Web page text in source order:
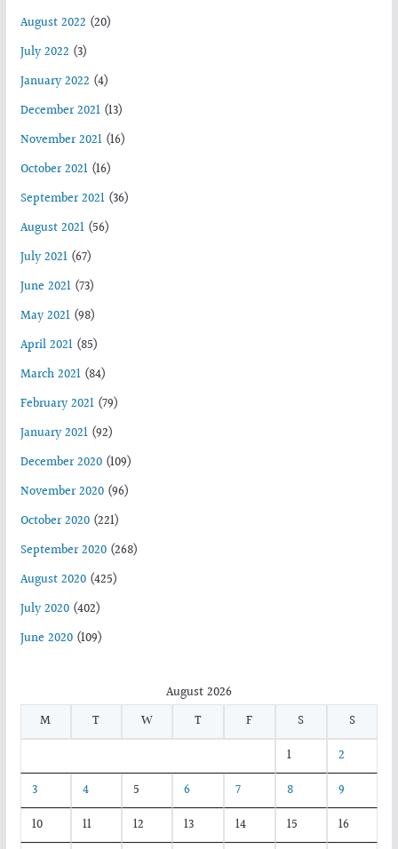
August 2022 (20)
July 2022 (3)
January 2022 (4)
December 2021(13)
November 2021(16)
October 2021(16)
September 2021(36)
August 2021(56)
July 2021(67)
June 2021(73)
May 2021(98)
April 2021(85)
March 2021(84)
February 2021(79)
January 2021(92)
December 2020(109)
November 2020(96)
October 2020(221)
September 2020(268)
August 2020(425)
July 2020(402)
June 2020(109)
August 2026
M
T W T F S
S
1
2
3
4 5 6 7 8
9
10
11 12 13 14 15
16